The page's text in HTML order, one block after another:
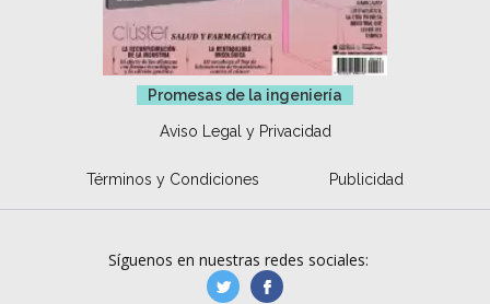
Promesas de la ingeniería
Aviso Legal y Privacidad
Términos y Condiciones Publicidad
Síguenos en nuestras redes sociales:
manufacturaGE